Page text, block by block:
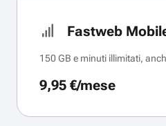
Fastweb
150 GB e minuti illimitati,
9,95 €/mese